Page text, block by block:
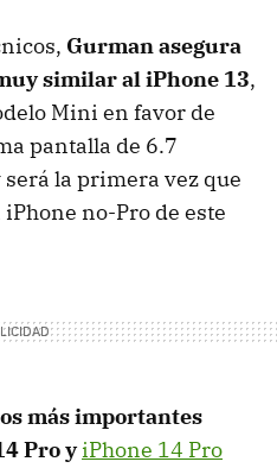
Gurman asegura
similar al iPhone 13,
Mini en favor de
pantalla de 6.7
la primera vez que
no-Pro de este
más importantes
Pro yiPhone 14 Pro